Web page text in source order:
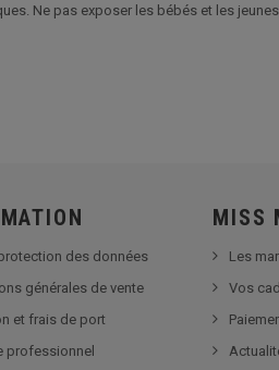
Ne pas exposer les bébés et les
des données
générales de vente
et frais de port
professionnel
MISS
Les
Vos